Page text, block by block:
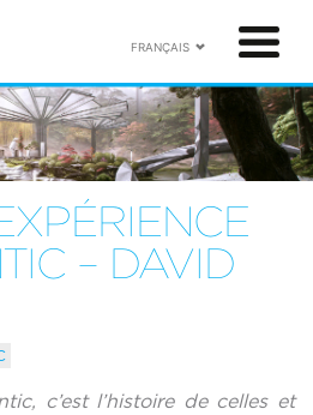
FRANÇAIS
– DAVID
c’est l’histoire de celles et